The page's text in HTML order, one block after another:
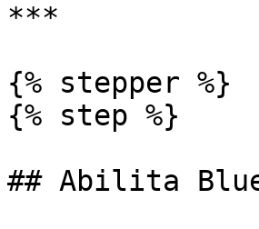
***
{% stepper %}
{% step %}
## Abilita